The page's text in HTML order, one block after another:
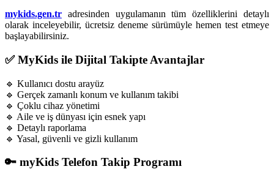
mykids.gen.tr adresinden uygulamanın tüm özelliklerini detaylı
olarak inceleyebilir, ücretsiz deneme sürümüyle hemen test etmeye
başlayabilirsiniz.
✅ MyKids ile Dijital Takipte Avantajlar
🔹 Kullanıcı dostu arayüz
🔹 Gerçek zamanlı konum ve kullanım takibi
🔹 Çoklu cihaz yönetimi
🔹 Aile ve iş dünyası için esnek yapı
🔹 Detaylı raporlama
🔹 Yasal, güvenli ve gizli kullanım
🔑 myKids Telefon Takip Programı